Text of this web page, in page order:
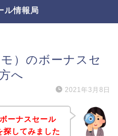
ル情報局
）のボーナスセ
へ
2021年3月8日
ーナスセール
探してみました